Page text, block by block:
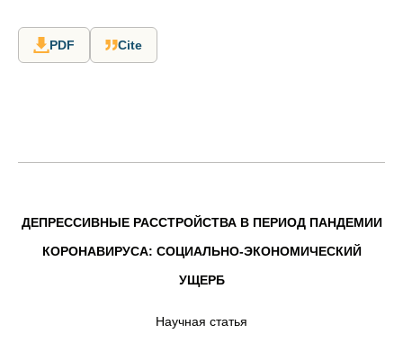
PDF Cite
ДЕПРЕССИВНЫЕ РАССТРОЙСТВА В ПЕРИОД ПАНДЕМИИ
КОРОНАВИРУСА: СОЦИАЛЬНО-ЭКОНОМИЧЕСКИЙ
УЩЕРБ
Научная статья